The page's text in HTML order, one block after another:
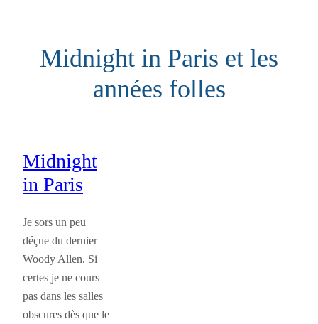
Midnight in Paris et les
années folles
Midnight
in Paris
Je sors un peu
déçue du dernier
Woody Allen. Si
certes je ne cours
pas dans les salles
obscures dès que le